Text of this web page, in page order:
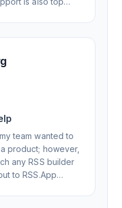
for all your
news hub
it. Thank you.
team wanted to
product; however,
any RSS builder
to RSS.App